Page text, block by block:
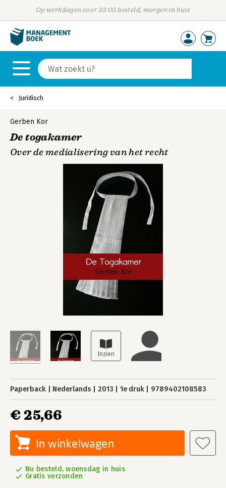
Op werkdagen voor 23:00 besteld, morgen in huis
Juridisch
Gerben Kor
De togakamer
Over de medialisering van het recht
Paperback Nederlands 2013 1e druk 9789402108583
€ 25,66
In winkelwagen
Nu besteld, woensdag in huis
Gratis verzonden